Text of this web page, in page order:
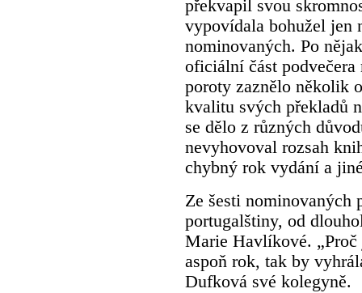
překvapil svou
vypovídala bohužel jen
nominovaných. Po
oficiální část
poroty zaznělo několik
kvalitu svých překladů
se dělo z různých
nevyhovoval rozsah
chybný rok vydání a
Ze šesti nominovaných
portugalštiny, od
Marie Havlíkové.
aspoň rok, tak by
Dufková své kolegyně.